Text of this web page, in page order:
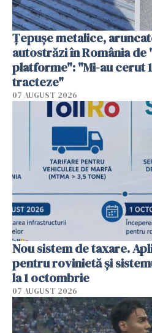
Țepușe metalice,
autostrăzi în România
platforme": "Mi-au cerut
tracteze"
07 AUGUST 2026
Nou sistem de taxare.
pentru rovinietă şi
la 1 octombrie
07 AUGUST 2026